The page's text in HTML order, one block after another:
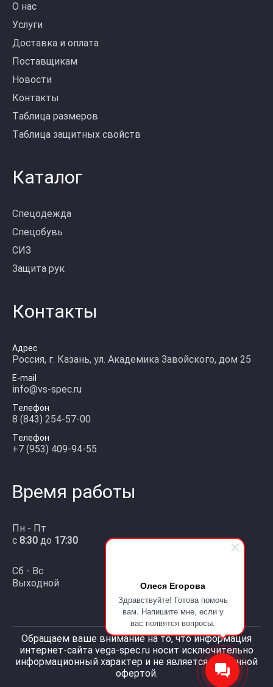
Олеся Егорова
Здравствуйте! Готова помочь
вам. Напишите мне, если у
вас появятся вопросы.
О нас
Услуги
Доставка и оплата
Поставщикам
Новости
Контакты
Таблица размеров
Таблица защитных свойств
Каталог
Спецодежда
Спецобувь
СИЗ
Защита рук
Контакты
Адрес
Россия, г. Казань, ул. Академика Завойского, дом 25
E-mail
info@vs-spec.ru
Телефон
8 (843) 254-57-00
Телефон
+7 (953) 409-94-55
Время работы
Пн - Пт
с 8:30 до 17:30
Сб - Вс
Выходной
Обращаем ваше внимание на то, что информация
интернет-сайта vega-spec.ru носит исключительно
информационный характер и не является публичной
офертой.